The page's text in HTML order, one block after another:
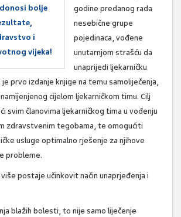
bolje
i
vijeka!
godine predanog rada
nesebične grupe
pojedinaca, vođene
unutarnjom strašću da
unaprijedi ljekarničku
prvo izdanje knjige na temu samoliječenja,
cijelom ljekarničkom timu. Cilj
svim članovima ljekarničkog tima u vođenju
zdravstvenim tegobama, te omogućiti
usluge optimalno rješenje za njihove
probleme.
postaje učinkovit način unaprjeđenja i
blažih bolesti, to nije samo liječenje